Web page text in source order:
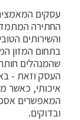
עסקים
החתירה
והשירותים
בתחום המזון
שהמנהלים
העסק וזאת -
איכותי, כאשר
המאפשרים
ובדוקים.